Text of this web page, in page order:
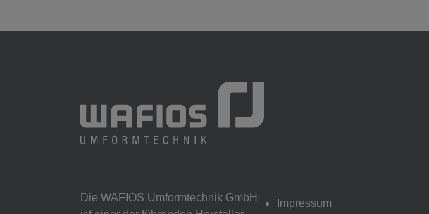
Die WAFIOS Umformtechnik GmbH
Impressum